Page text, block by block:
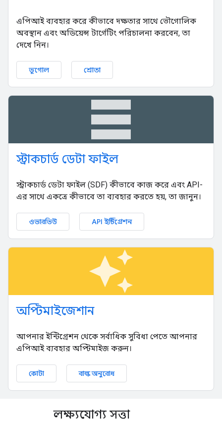
এপিআই ব্যবহার করে কীভাবে দক্ষতার সাথে ভৌগোলিক
অবস্থান এবং অডিয়েন্স টার্গেটিং পরিচালনা করবেন, তা
দেখে নিন।
ভূগোল শ্রোতা
table_rows
স্ট্রাকচার্ড ডেটা ফাইল
স্ট্রাকচার্ড ডেটা ফাইল (SDF) কীভাবে কাজ করে এবং API-
এর সাথে একত্রে কীভাবে তা ব্যবহার করতে হয়, তা জানুন।
ওভারভিউ API ইন্টিগ্রেশন
auto_awesome
অপ্টিমাইজেশান
আপনার ইন্টিগ্রেশন থেকে সর্বাধিক সুবিধা পেতে আপনার
এপিআই ব্যবহার অপ্টিমাইজ করুন।
কোটা বাল্ক অনুরোধ
লক্ষ্যযোগ্য সত্তা